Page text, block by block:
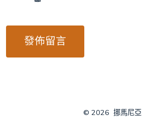
© 2026 挪馬尼亞